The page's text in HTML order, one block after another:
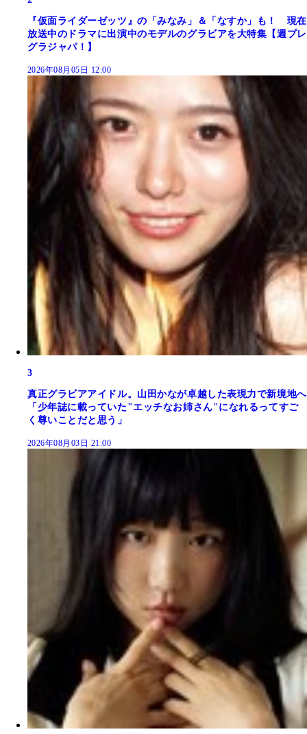
『仮面ライダーゼッツ』の「みなみ」＆「なすか」も！ 現在
放送中のドラマに出演中のモデルのグラビアを大特集【週プレ
グラジャパ！】
2026年08月05日 12:00
3
真正グラビアアイドル。山田かなが卓越した表現力で新境地へ
「少年誌に載っていた"エッチなお姉さん"になれるってすご
く尊いことだと思う」
2026年08月03日 21:00